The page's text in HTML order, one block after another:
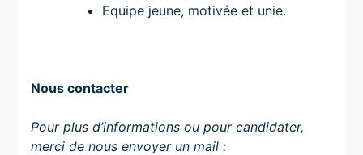
Equipe jeune, motivée et unie.
Nous contacter
Pour plus d’informations ou pour candidater,
merci de nous envoyer un mail :